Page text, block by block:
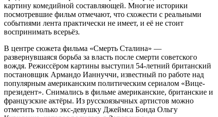
картину комедийной составляющей. Многие историки
посмотревшие фильм отмечают, что схожести с реальными
событиями лента практически не имеет, и её не стоит
воспринимать всерьёз.
В центре сюжета фильма «Смерть Сталина» —
развернувшаяся борьба за власть после смерти советского
вождя. Режиссёром картины выступил 54-летний британский
постановщик Армандо Ианнуччи, известный по работе над
популярным американским политическим сериалом «Вице-
президент». Снимались в фильме американские, британские и
французские актёры. Из русскоязычных артистов можно
отметить только экс-девушку Джеймса Бонда Ольгу